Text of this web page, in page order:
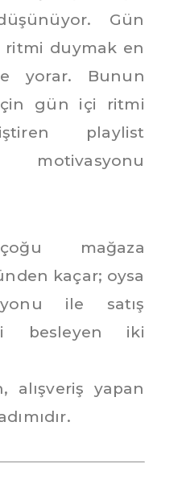
Gün
ritmi duymak en
yorar. Bunun
gün içi ritmi
playlist
mağaza
kaçar; oysa
ile satış
besleyen iki
alışveriş yapan